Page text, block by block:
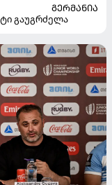
ᲒᲔᲠᲛᲐᲜᲘᲐ
გაუგრძელა